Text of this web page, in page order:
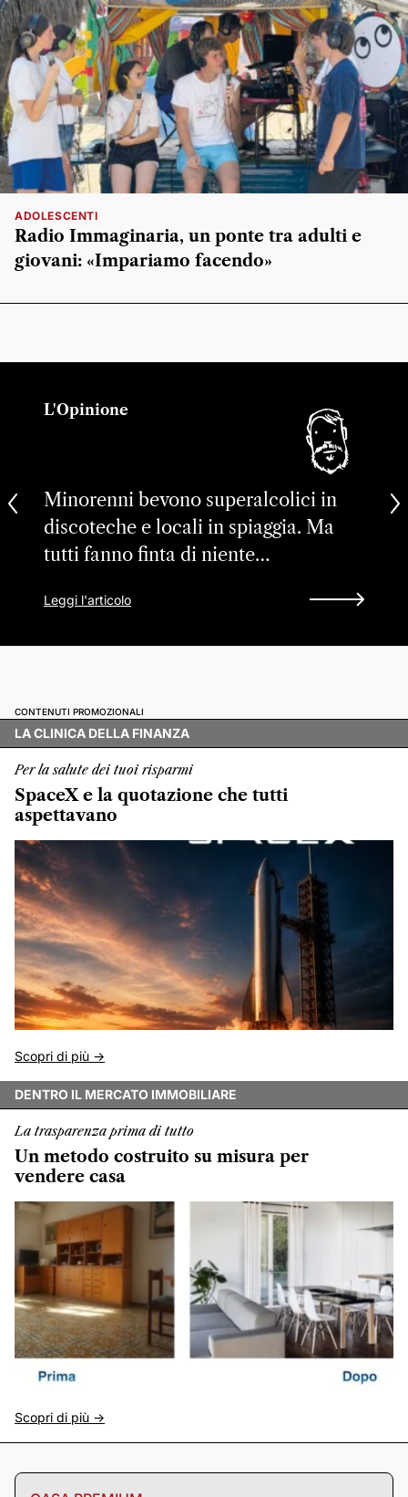
ADOLESCENTI
Radio Immaginaria, un ponte tra adulti e
giovani: «Impariamo facendo»
L'Opinione
Minorenni bevono superalcolici in
discoteche e locali in spiaggia. Ma
tutti fanno finta di niente…
Leggi l'articolo
CONTENUTI PROMOZIONALI
LA CLINICA DELLA FINANZA
Per la salute dei tuoi risparmi
SpaceX e la quotazione che tutti
aspettavano
Scopri di più ->
DENTRO IL MERCATO IMMOBILIARE
La trasparenza prima di tutto
Un metodo costruito su misura per
vendere casa
Scopri di più ->